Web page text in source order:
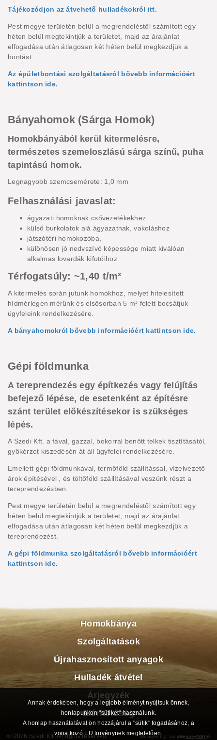
Annak érdekében, hogy a legjobb élményt nyújtsuk önnek,
honlapunkon "sütiket" használunk.
A honlap használatával ön hozzájárul a "sütik" fogadásához, a
vonatkozó EU törvénynek megfelelően.
Tájékozódjon az átvehető hulladékokról itt.
Pest megye területén belül a megrendeléstől számított egy
héten belül megtekintjük a területet, majd az árajánlat
elfogadása után átlagosan két héten belül megkezdjük a
bontást.
Az épületbontási szolgáltatásról bővebb információért
kattintson ide.
Bányahomok (Sárga Homok)
Homokbányából kerül kitermelésre,
természetes szemeloszlású sárga színű, puha
tapintású homok.
Legnagyobb szemcsemérete: 1,0 mm
Felhasználási javaslat:
ágyazati homoknak csővezetékekhez
külső burkolatok alá ágyazatnak, vakoláshoz
játszótéri homokozóba,
különösen jó nedvszívó képessége miatt kiválóan
alkalmas lovardák kifutóihoz
Térfogatsúly: ~1,40 t/m³
A kitermelés során jutunk homokhoz, melyet hitelesített
hídmérlegen mérünk és elsősorban 5 m³ felett bocsátjuk
ügyfeleink rendelkezésére.
A bányahomokról bővebb információért kattintson ide.
Gépi földmunka
A tereprendezés egy építkezés vagy felújítás
befejező lépése, de esetenként az építésre
szánt terület előkészítésekor is szükséges
lépés.
A Szedi Kft. a fával, gazzal, bokorral benőtt telkek tisztításától,
gyökérzet kiszedésén át áll ügyfelei rendelkezésére.
Emellett gépi földmunkával, termőföld szállítással, vízelvezető
árok építésével , és töltőföld szállításával veszünk részt a
tereprendezésben.
Pest megye területén belül a megrendeléstől számított egy
héten belül megtekintjük a területet, majd az árajánlat
elfogadása után átlagosan két héten belül megkezdjük a
tereprendezést.
A gépi földmunka szolgáltatásról bővebb információért
kattintson ide.
Homokbánya
Szolgáltatások
Újrahasznosított anyagok
Hulladék átvétel
Árjegyzék
Elérhetőség
© 2026 Szedi Kft. All rights reserved. Website by: